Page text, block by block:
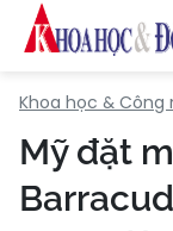
Khoa học & Công
Mỹ đặt